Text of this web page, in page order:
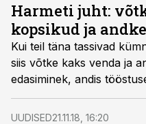
Harmeti juht:
kopsikud ja
Kui teil täna tassivad
siis võtke kaks venda ja
edasiminek, andis
üks omanikke Toomas
konverentsil Äriplaan 2019.
UUDISED21.11.18, 16:20